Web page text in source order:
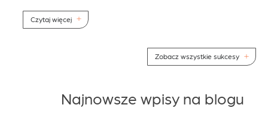
Czytaj więcej
Zobacz wszystkie sukcesy
Najnowsze wpisy na blogu